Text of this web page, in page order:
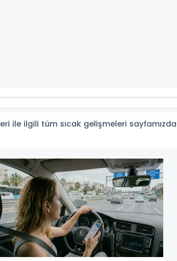
ile ilgili tüm sıcak gelişmeleri